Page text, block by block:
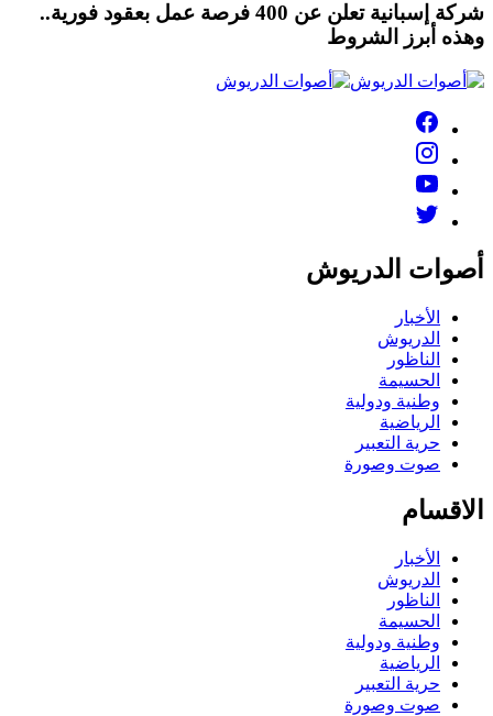
شركة إسبانية تعلن عن 400 فرصة عمل بعقود فورية..
وهذه أبرز الشروط
أصوات الدريوش
الأخبار
الدريوش
الناظور
الحسيمة
وطنية ودولية
الرياضية
حرية التعبير
صوت وصورة
الاقسام
الأخبار
الدريوش
الناظور
الحسيمة
وطنية ودولية
الرياضية
حرية التعبير
صوت وصورة